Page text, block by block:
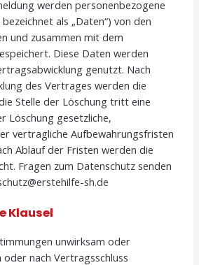
werden personenbezogene
als „Daten“) von den
und zusammen mit dem
Diese Daten werden
genutzt. Nach
des Vertrages werden die
Stelle der Löschung tritt eine
Löschung gesetzliche,
vertragliche Aufbewahrungsfristen
Ablauf der Fristen werden die
Fragen zum Datenschutz senden
sh.de
Klausel
unwirksam oder
nach Vertragsschluss